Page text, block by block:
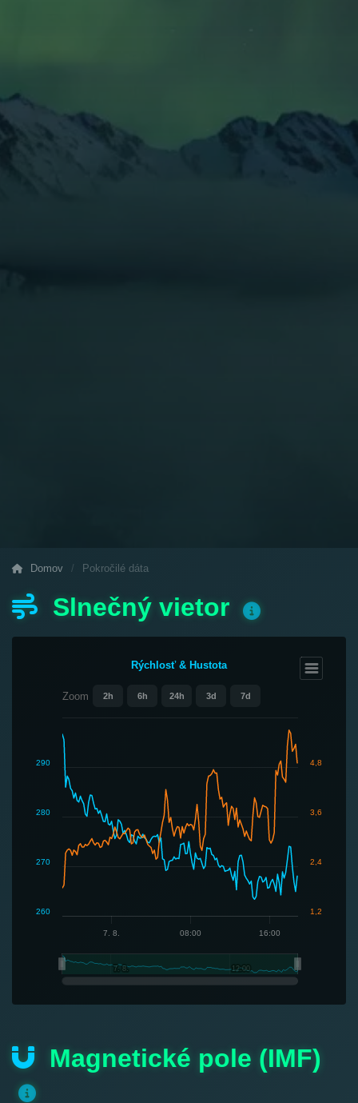
Domov / Pokročilé dáta
Slnečný vietor
Rýchlosť & Hustota
Zoom 2h 6h 24h 3d 7d
7. 8. 08:00 16:00
7. 8.
7. 8. 12:00
12:00
260
270
280
290
1,2
2,4
3,6
4,8
Magnetické pole (IMF)